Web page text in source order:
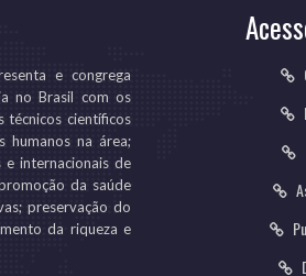
e congrega
no Brasil com os
técnicos científicos
humanos na área;
internacionais de
da saúde
preservação do
da riqueza e